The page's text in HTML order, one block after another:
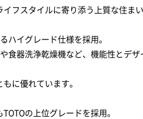
フスタイルに寄り添う上質な住ま
ハイグレード仕様を採用。
食器洗浄乾燥機など、機能性とデ
に優れています。
の上位グレードを採用。